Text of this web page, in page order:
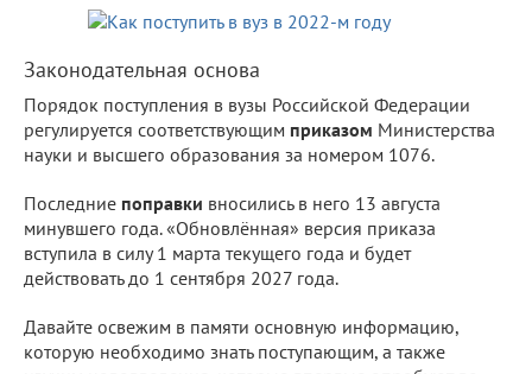
Законодательная основа
Порядок поступления в вузы Российской Федерации
регулируется соответствующим приказом Министерства
науки и высшего образования за номером 1076.
Последние поправки вносились в него 13 августа
минувшего года. «Обновлённая» версия приказа
вступила в силу 1 марта текущего года и будет
действовать до 1 сентября 2027 года.
Давайте освежим в памяти основную информацию,
которую необходимо знать поступающим, а также